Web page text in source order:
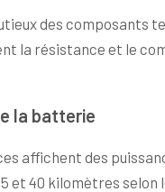
des composants
la résistance et le
la batterie
des
et 40 kilomètres